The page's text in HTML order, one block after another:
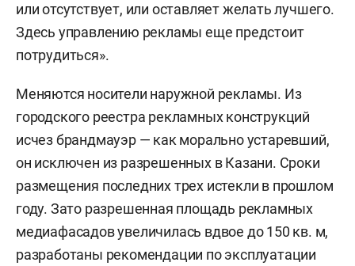
или отсутствует, или оставляет желать лучшего.
Здесь управлению рекламы еще предстоит
потрудиться».
Меняются носители наружной рекламы. Из
городского реестра рекламных конструкций
исчез брандмауэр — как морально устаревший,
он исключен из разрешенных в Казани. Сроки
размещения последних трех истекли в прошлом
году. Зато разрешенная площадь рекламных
медиафасадов увеличилась вдвое до 150 кв. м,
разработаны рекомендации по эксплуатации